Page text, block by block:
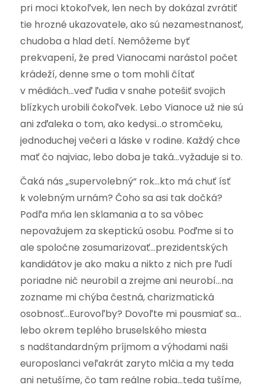
pri moci ktokoľvek, len nech by dokázal zvrátiť
tie hrozné ukazovatele, ako sú nezamestnanosť,
chudoba a hlad detí. Nemôžeme byť
prekvapení, že pred Vianocami narástol počet
krádeží, denne sme o tom mohli čítať
v médiách…veď ľudia v snahe potešiť svojich
blízkych urobili čokoľvek. Lebo Vianoce už nie sú
ani zďaleka o tom, ako kedysi…o stromčeku,
jednoduchej večeri a láske v rodine. Každý chce
mať čo najviac, lebo doba je taká…vyžaduje si to.
Čaká nás „supervolebný“ rok…kto má chuť ísť
k volebným urnám? Čoho sa asi tak dočká?
Podľa mňa len sklamania a to sa vôbec
nepovažujem za skeptickú osobu. Poďme si to
ale spoločne zosumarizovať…prezidentských
kandidátov je ako maku a nikto z nich pre ľudí
poriadne nič neurobil a zrejme ani neurobí…na
zozname mi chýba čestná, charizmatická
osobnosť…Eurovoľby? Dovoľte mi pousmiať sa…
lebo okrem teplého bruselského miesta
s nadštandardným príjmom a výhodami naši
europoslanci veľakrát zaryto mlčia a my teda
ani netušíme, čo tam reálne robia…teda tušíme,